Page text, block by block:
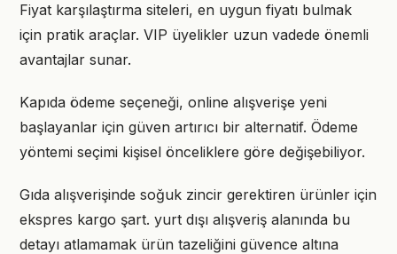
Fiyat karşılaştırma siteleri, en uygun fiyatı bulmak
için pratik araçlar. VIP üyelikler uzun vadede önemli
avantajlar sunar.
Kapıda ödeme seçeneği, online alışverişe yeni
başlayanlar için güven artırıcı bir alternatif. Ödeme
yöntemi seçimi kişisel önceliklere göre değişebiliyor.
Gıda alışverişinde soğuk zincir gerektiren ürünler için
ekspres kargo şart. yurt dışı alışveriş alanında bu
detayı atlamamak ürün tazeliğini güvence altına